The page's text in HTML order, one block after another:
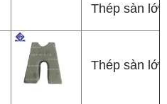
Thép sàn
Thép sàn